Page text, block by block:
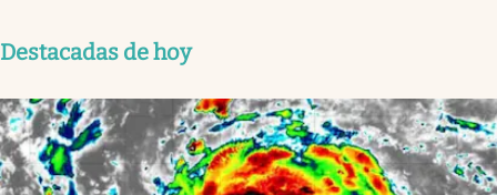
Destacadas de hoy